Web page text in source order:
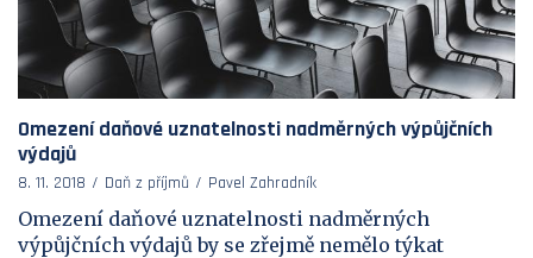
Omezení daňové uznatelnosti nadměrných výpůjčních
výdajů
8. 11. 2018 Daň z příjmů Pavel Zahradník
Omezení daňové uznatelnosti nadměrných
výpůjčních výdajů by se zřejmě nemělo týkat